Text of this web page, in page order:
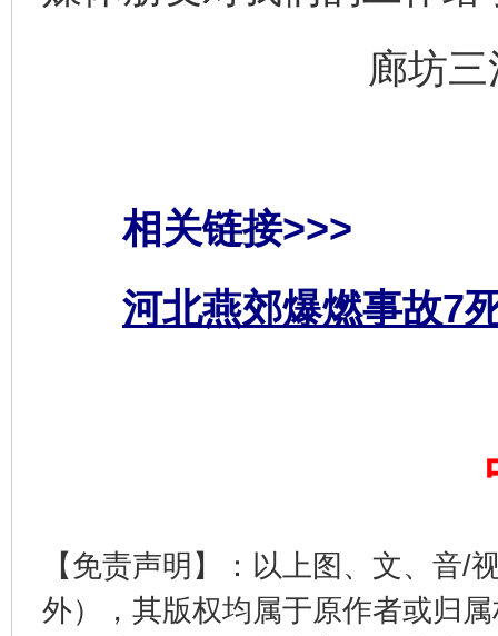
廊坊
相关链接>>>
河北燕郊爆燃事故7
【免责声明】：以上图、文、音/
外），其版权均属于原作者或归